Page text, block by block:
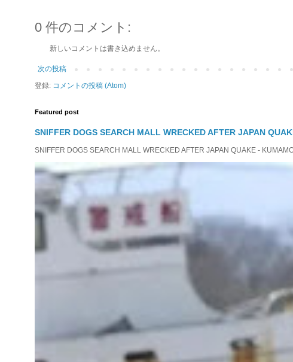
0 件のコメント:
新しいコメントは書き込めません。
次の投稿
登録: コメントの投稿 (Atom)
Featured post
SNIFFER DOGS SEARCH MALL WRECKED AFTER JAPAN
SNIFFER DOGS SEARCH MALL WRECKED AFTER JAPAN QUAKE -